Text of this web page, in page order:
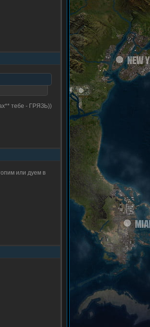
тебе - ГРЯЗЬ))
или дуем в